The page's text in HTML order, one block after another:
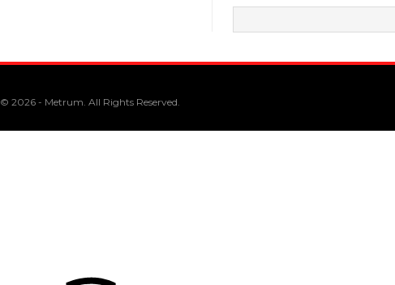
© 2026 - Metrum. All Rights Reserved.